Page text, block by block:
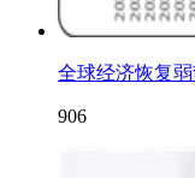
全球经济恢复
906